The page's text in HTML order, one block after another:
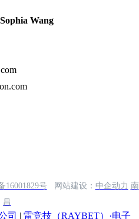
王小姐
Wang
16001829号网站建设： 中企动力 南
昌
司 | 雷竞技（RAYBET）·电子